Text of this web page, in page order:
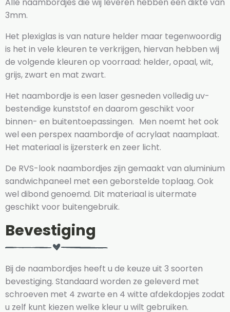
Alle naambordjes die wij leveren hebben een dikte van
3mm.
Het plexiglas is van nature helder maar tegenwoordig
is het in vele kleuren te verkrijgen, hiervan hebben wij
de volgende kleuren op voorraad: helder, opaal, wit,
grijs, zwart en mat zwart.
Het naambordje is een laser gesneden volledig uv-
bestendige kunststof en daarom geschikt voor
binnen- en buitentoepassingen. Men noemt het ook
wel een perspex naambordje of acrylaat naamplaat.
Het materiaal is ijzersterk en zeer licht.
De RVS-look naambordjes zijn gemaakt van aluminium
sandwichpaneel met een geborstelde toplaag. Ook
wel dibond genoemd. Dit materiaal is uitermate
geschikt voor buitengebruik.
Bevestiging
Bij de naambordjes heeft u de keuze uit 3 soorten
bevestiging. Standaard worden ze geleverd met
schroeven met 4 zwarte en 4 witte afdekdopjes zodat
u zelf kunt kiezen welke kleur u wilt gebruiken.